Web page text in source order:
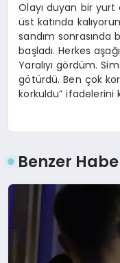
Olayı duyan bir yurt
üst katında
sandım sonrasında
başladı. Herkes
Yaralıyı gördüm.
götürdü. Ben çok
korkuldu” ifadelerini
Benzer